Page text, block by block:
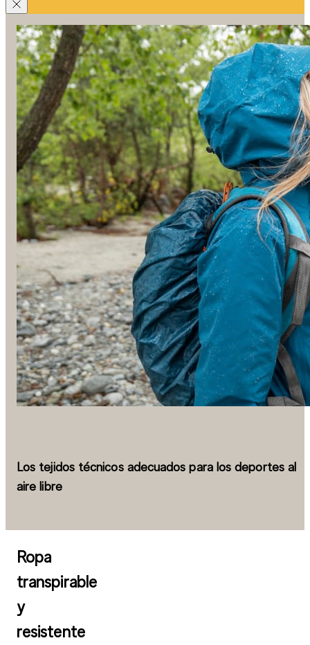
Los tejidos técnicos adecuados para los deportes al
aire libre
Ropa
transpirable
y
resistente